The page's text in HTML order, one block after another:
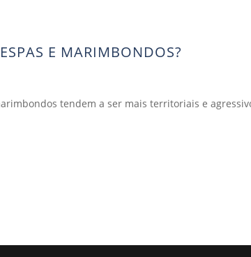
E MARIMBONDOS?
tendem a ser mais territoriais e